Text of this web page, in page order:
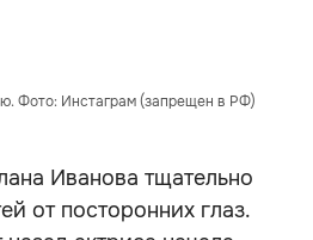
Фото: Инстаграм (запрещен в РФ)
Иванова тщательно
от посторонних глаз.